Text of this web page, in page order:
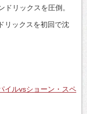
リックスを圧倒。
リックスを初回で沈
イルvsショーン・スペ